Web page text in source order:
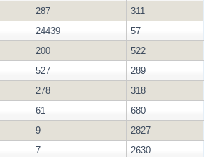
287
311
24439
57
200
522
527
289
278
318
61
680
9
2827
7
2630